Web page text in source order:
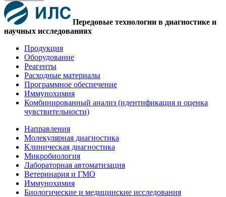
Передовые технологии в диагностике и
научных исследованиях
Продукция
Оборудование
Реагенты
Расходные материалы
Программное обеспечение
Иммунохимия
Комбинированный анализ (идентификация и оценка
чувствительности)
Направления
Молекулярная диагностика
Клиническая диагностика
Микробиология
Лабораторная автоматизация
Ветеринария и ГМО
Иммунохимия
Биологические и медицинские исследования